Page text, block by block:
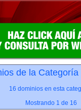
de la
16 dominios en esta
Mostrando 1 de 16